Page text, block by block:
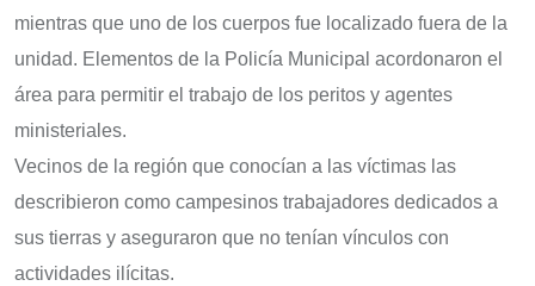
mientras que uno de los cuerpos fue localizado fuera de la
unidad. Elementos de la Policía Municipal acordonaron el
área para permitir el trabajo de los peritos y agentes
ministeriales.
Vecinos de la región que conocían a las víctimas las
describieron como campesinos trabajadores dedicados a
sus tierras y aseguraron que no tenían vínculos con
actividades ilícitas.